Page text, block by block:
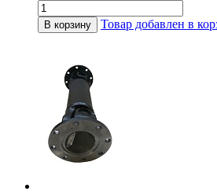
В корзину Товар добавлен в